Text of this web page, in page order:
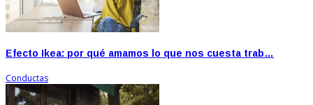
Efecto Ikea: por qué amamos lo que nos cuesta trab…
Conductas